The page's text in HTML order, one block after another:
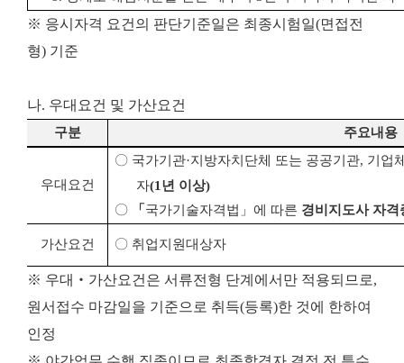
※ 응시자격 요건의 판단기준일은 최종시험일(면접전
형) 기준
나. 우대요건 및 가산요건
구분 주요내용
우대요건
〇 국가기관·지방자치단체 또는 공공기관, 기업
자(1 년 이상)
〇
「 국가기술자격법 」 에 따른 경비지도사 자격
가산요건 〇 취업지원대상자
※ 우대‧가산요건은 서류전형 단계에서만 적용되므로,
원서접수 마감일을 기준으로 취득(등록)한 것에 한하여
인정